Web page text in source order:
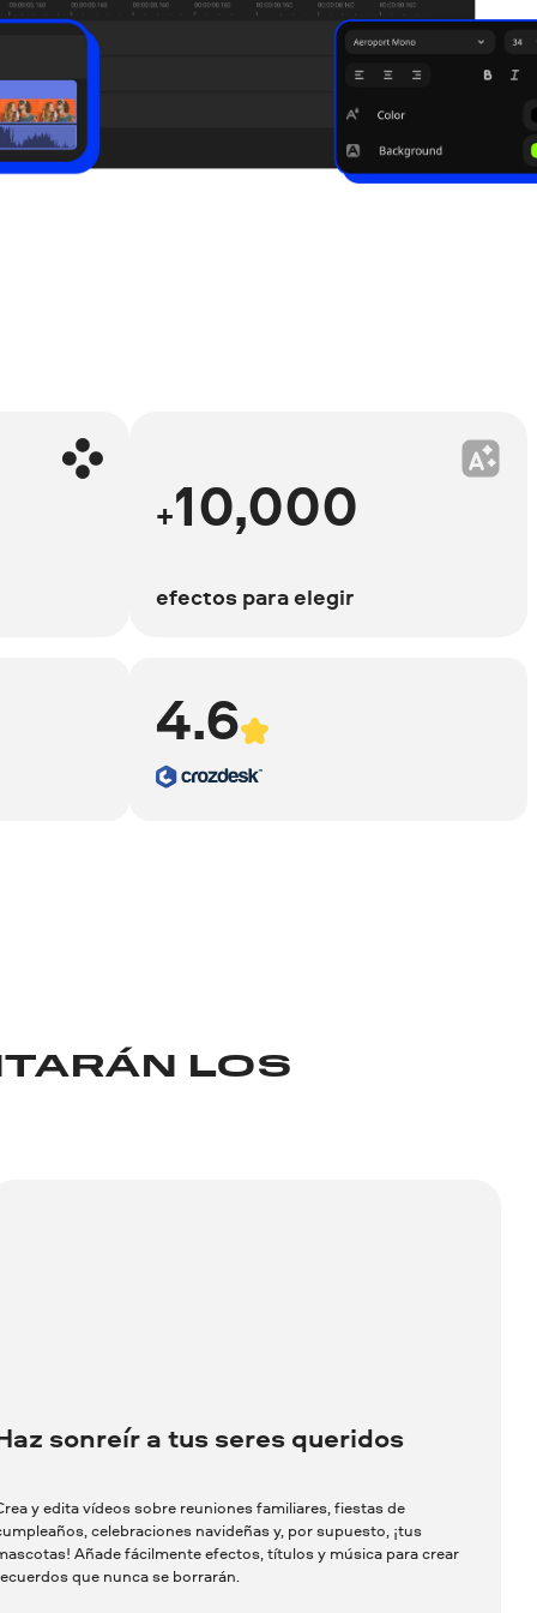
+10,000
efectos para elegir
4.6
LOS
sonreír a tus seres queridos
y edita vídeos sobre reuniones familiares, fiestas de
celebraciones navideñas y, por supuesto, ¡tus
Añade fácilmente efectos, títulos y música para crear
que nunca se borrarán.